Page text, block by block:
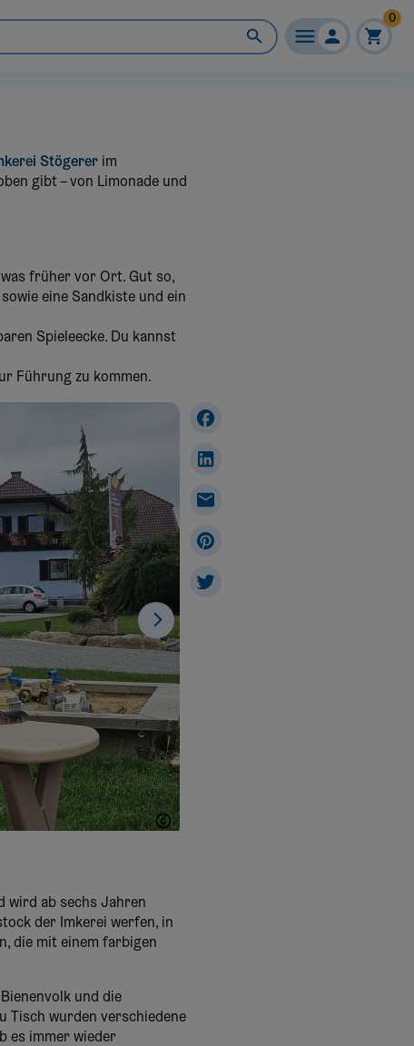
0
Stögerer im
gibt – von Limonade und
früher vor Ort. Gut so,
eine Sandkiste und ein
Spieleecke. Du kannst
Führung zu kommen.
wird ab sechs Jahren
der Imkerei werfen, in
die mit einem farbigen
und die
Tisch wurden verschiedene
es immer wieder